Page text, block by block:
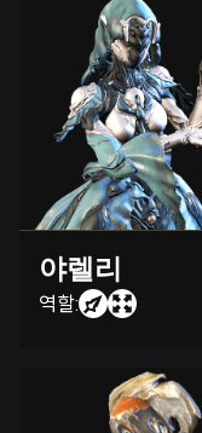
야렐리
역할: